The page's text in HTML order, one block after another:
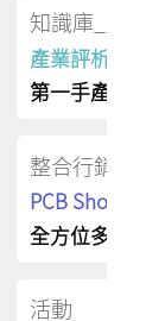
知識庫_會員專
產業評析報告
第一手產業資訊
整合行銷
PCB Shop 採購
全方位多元曝
活動